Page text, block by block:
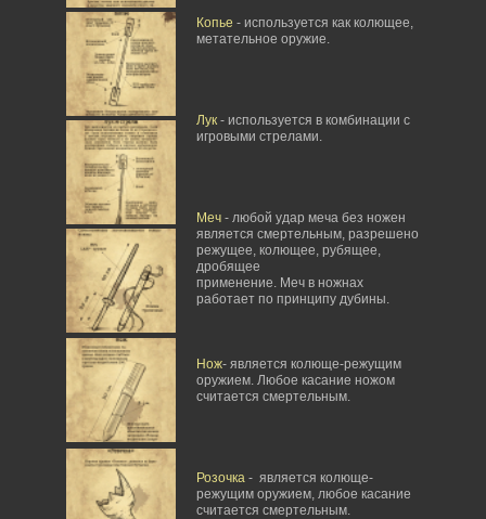
Копье - используется как колющее,
метательное оружие.
Лук- используется в комбинации с
игровыми стрелами.
Меч- любой удар меча без ножен
является смертельным, разрешено
режущее, колющее, рубящее,
дробящее
применение. Меч в ножнах
работает по принципу дубины.
Нож- является колюще-режущим
оружием. Любое касание ножом
считается смертельным.
Розочка- является колюще-
режущим оружием, любое касание
считается смертельным.